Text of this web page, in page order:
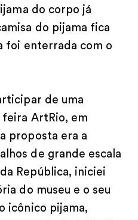
do corpo já
do pijama fica
foi enterrada com o
de uma
feira ArtRio, em
proposta era a
de grande escala
República, iniciei
do museu e o seu
icônico pijama,